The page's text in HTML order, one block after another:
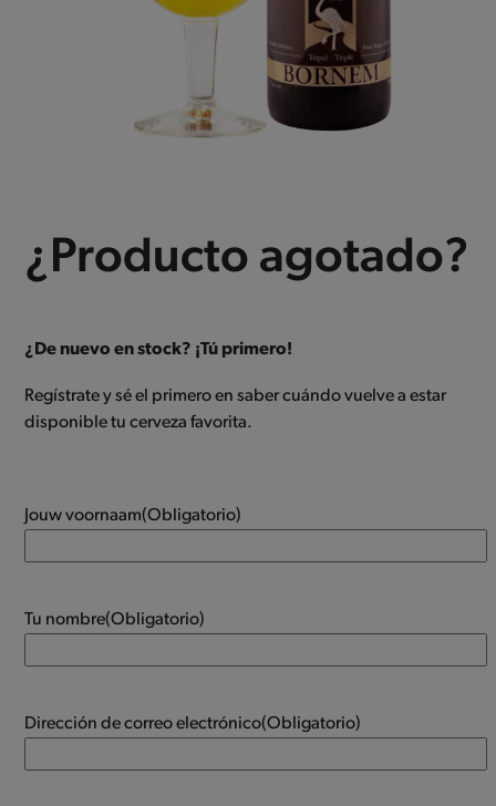
¿Producto agotado?
¿De nuevo en stock? ¡Tú primero!
Regístrate y sé el primero en saber cuándo vuelve a estar
disponible tu cerveza favorita.
Jouw voornaam(Obligatorio)
Tu nombre(Obligatorio)
Dirección de correo electrónico(Obligatorio)